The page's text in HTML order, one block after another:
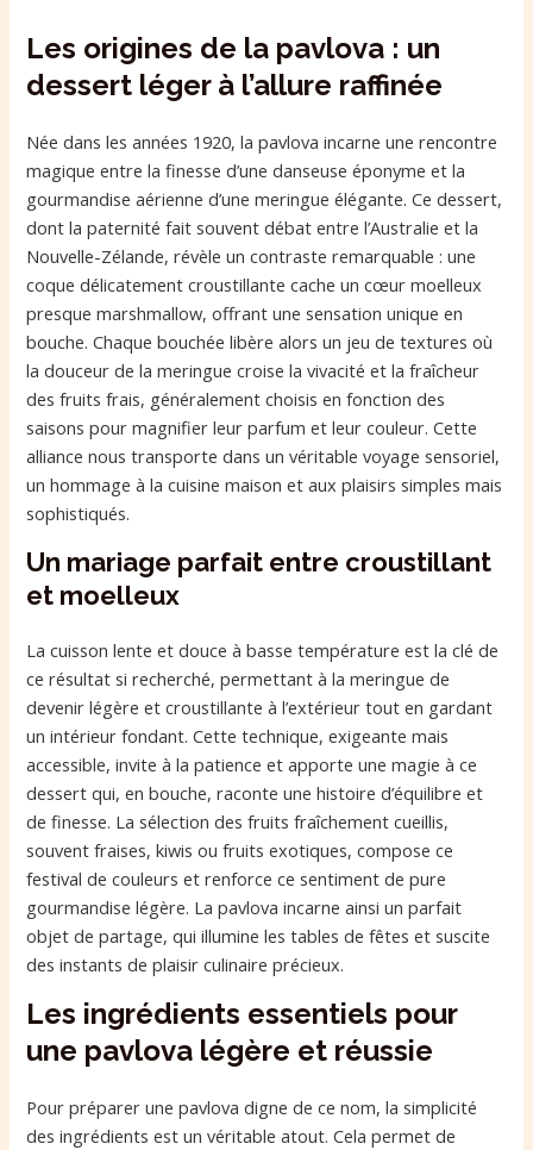
Les origines de la pavlova : un
dessert léger à l’allure raffinée
Née dans les années 1920, la pavlova incarne une rencontre
magique entre la finesse d’une danseuse éponyme et la
gourmandise aérienne d’une meringue élégante. Ce dessert,
dont la paternité fait souvent débat entre l’Australie et la
Nouvelle-Zélande, révèle un contraste remarquable : une
coque délicatement croustillante cache un cœur moelleux
presque marshmallow, offrant une sensation unique en
bouche. Chaque bouchée libère alors un jeu de textures où
la douceur de la meringue croise la vivacité et la fraîcheur
des fruits frais, généralement choisis en fonction des
saisons pour magnifier leur parfum et leur couleur. Cette
alliance nous transporte dans un véritable voyage sensoriel,
un hommage à la cuisine maison et aux plaisirs simples mais
sophistiqués.
Un mariage parfait entre croustillant
et moelleux
La cuisson lente et douce à basse température est la clé de
ce résultat si recherché, permettant à la meringue de
devenir légère et croustillante à l’extérieur tout en gardant
un intérieur fondant. Cette technique, exigeante mais
accessible, invite à la patience et apporte une magie à ce
dessert qui, en bouche, raconte une histoire d’équilibre et
de finesse. La sélection des fruits fraîchement cueillis,
souvent fraises, kiwis ou fruits exotiques, compose ce
festival de couleurs et renforce ce sentiment de pure
gourmandise légère. La pavlova incarne ainsi un parfait
objet de partage, qui illumine les tables de fêtes et suscite
des instants de plaisir culinaire précieux.
Les ingrédients essentiels pour
une pavlova légère et réussie
Pour préparer une pavlova digne de ce nom, la simplicité
des ingrédients est un véritable atout. Cela permet de